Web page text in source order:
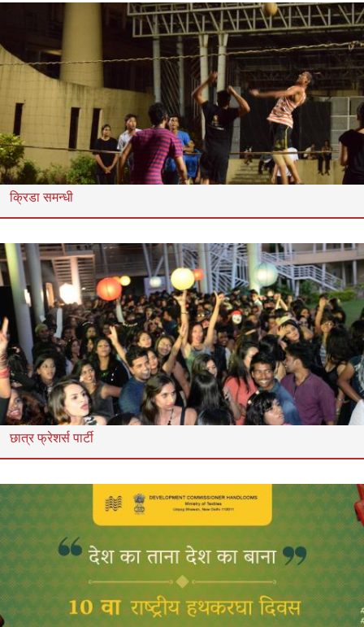
क्रिडा समन्धी
छात्र फ्रेशर्स पार्टी